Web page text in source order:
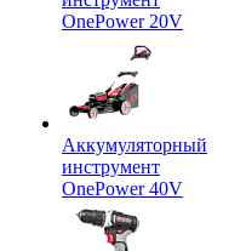
OnePower 20V
Аккумуляторный
инструмент
OnePower 40V